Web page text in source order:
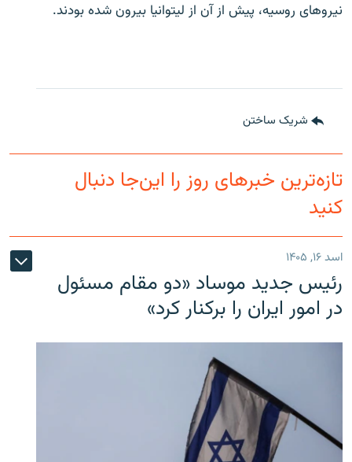
نیروهای روسیه، پیش از آن از لیتوانیا بیرون شده بودند.
شریک ساختن
تازه‌ترین خبرهای روز را این‌جا دنبال
کنید
اسد ۱۶, ۱۴۰۵
رئیس جدید موساد «دو مقام مسئول
در امور ایران را برکنار کرد»